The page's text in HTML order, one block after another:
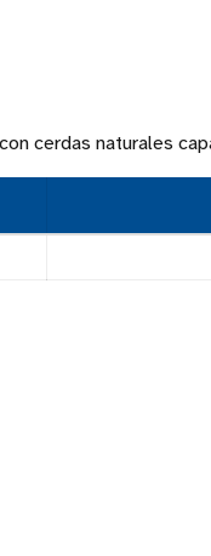
cerdas naturales